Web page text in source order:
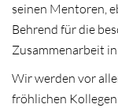
seinen Mentoren,
Behrend für die
Zusammenarbeit
Wir werden vor
fröhlichen